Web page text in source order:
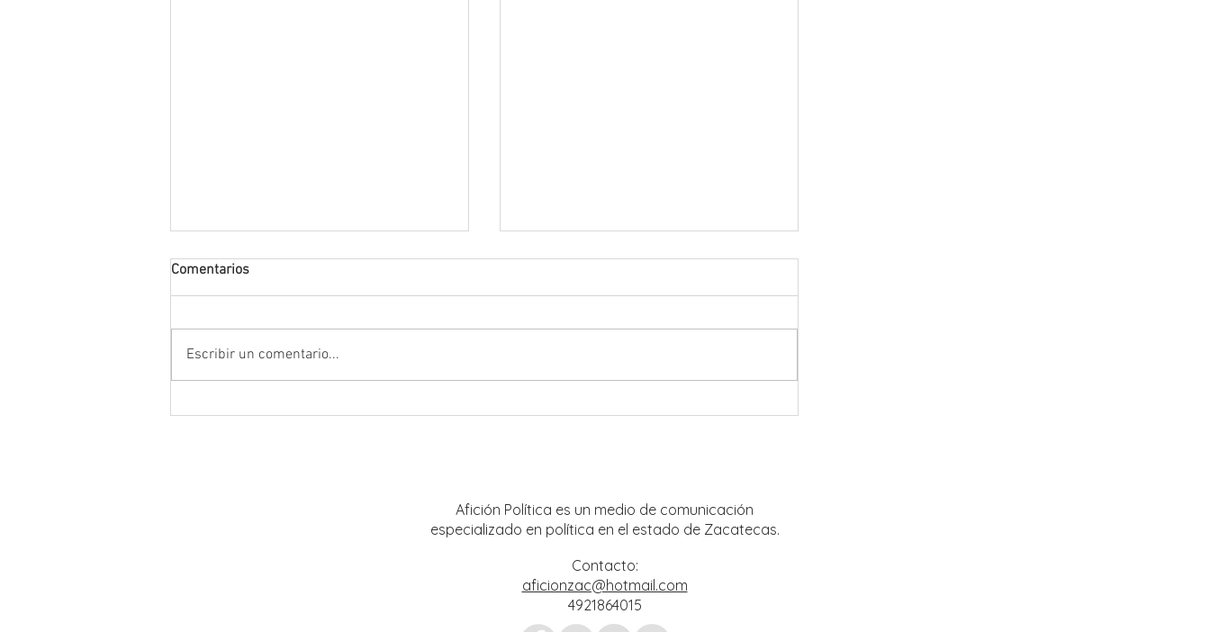
Comentarios
Escribir un comentario...
Afición Política es un medio de comunicación
especializado en política en el estado de Zacatecas.
Contacto:
aficionzac@hotmail.com
4921864015